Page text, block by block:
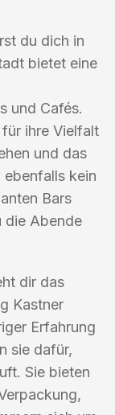
du dich in
bietet eine
und Cafés.
ihre Vielfalt
und das
kein
Bars
die Abende
dir das
Kastner
Erfahrung
sie dafür,
Sie bieten